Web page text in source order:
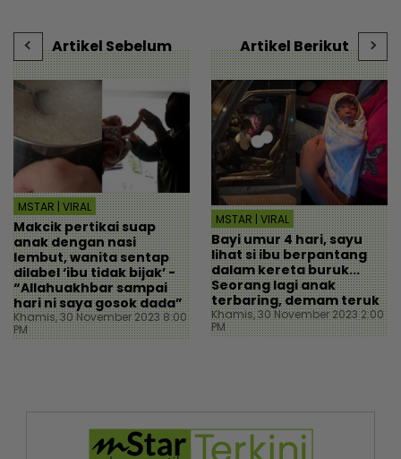
Artikel Sebelum
MSTAR | VIRAL
Makcik pertikai suap
anak dengan nasi
lembut, wanita sentap
dilabel ‘ibu tidak bijak’ -
“Allahuakhbar sampai
hari ni saya gosok dada”
Khamis, 30 November 2023 8:00
PM
Artikel Berikut
MSTAR | VIRAL
Bayi umur 4 hari, sayu
lihat si ibu berpantang
dalam kereta buruk...
Seorang lagi anak
terbaring, demam teruk
Khamis, 30 November 2023 2:00
PM